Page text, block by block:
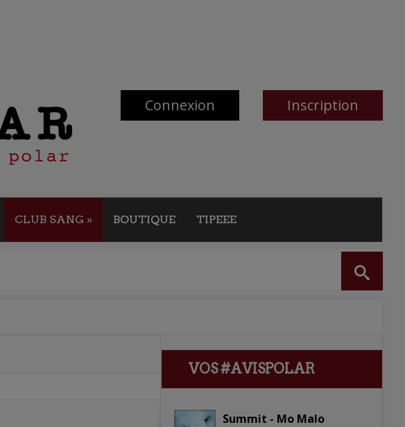
Connexion Inscription
CLUB SANG » BOUTIQUE TIPEEE
VOS #AVISPOLAR
Summit - Mo Malo